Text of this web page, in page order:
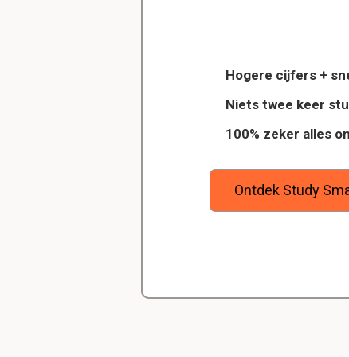
Management bij:
Management bij:
Hogere cijfers +
Niets twee keer
100% zeker alles
Ontdek Study
Dankzij StudySmart heb ik vorig
gehaald. Maar bovenal heb ik nu
zeker weet dat ik de rest van mijn